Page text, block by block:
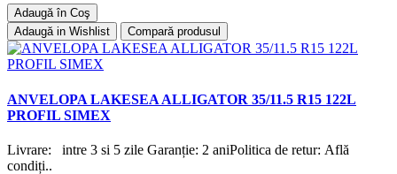
Adaugă în Coş
Adaugă in Wishlist
Compară produsul
ANVELOPA LAKESEA ALLIGATOR 35/11.5 R15 122L
PROFIL SIMEX
Livrare: intre 3 si 5 zile Garanție: 2 aniPolitica de retur: Află
condiți..